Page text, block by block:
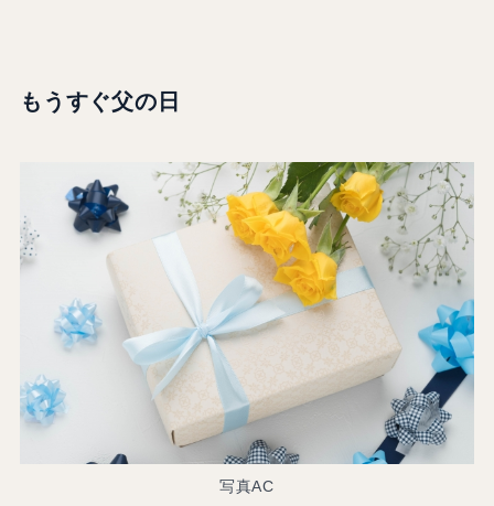
もうすぐ父の日
写真AC